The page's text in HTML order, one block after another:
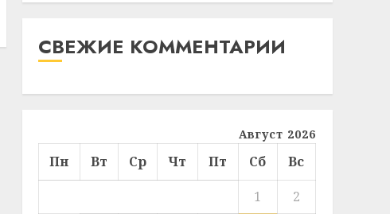
СВЕЖИЕ КОММЕНТАРИИ
Август 2026
Пн Вт Ср Чт Пт Сб
Вс
1
2